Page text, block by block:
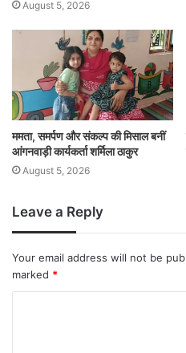
August 5, 2026
ममता, समर्पण और संकल्प की मिसाल बनीं
आंगनवाड़ी कार्यकर्ता शर्मिला ठाकुर
August 5, 2026
Leave a Reply
Your email address will not be
marked *